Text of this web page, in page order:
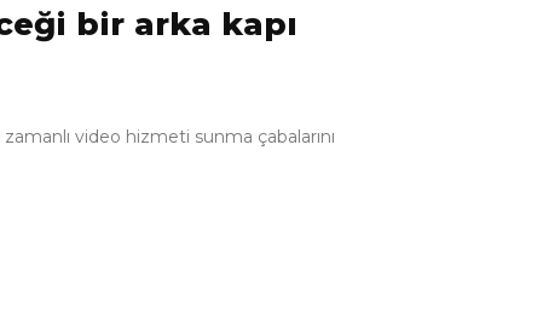
bir arka kapı
video hizmeti sunma çabalarını